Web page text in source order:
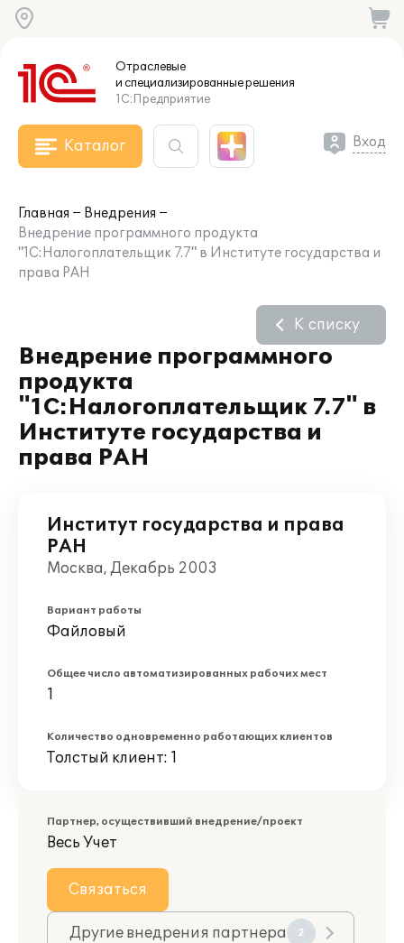
Отраслевые
и специализированныерешения
1С:Предприятие
Каталог Вход
Главная
Внедрения
Внедрение программного продукта
"1С:Налогоплательщик 7.7" в Институте государства и
права РАН
Внедрение программного
продукта
"1С:Налогоплательщик 7.7" в
Институте государства и
права РАН
К списку
Институт государства и права
РАН
Москва, Декабрь 2003
Вариант работы
Файловый
Общее число автоматизированных рабочих мест
1
Количество одновременно работающих клиентов
Толстый клиент: 1
Партнер, осуществивший внедрение/проект
Весь Учет
Связаться
Другие внедрения партнера 2